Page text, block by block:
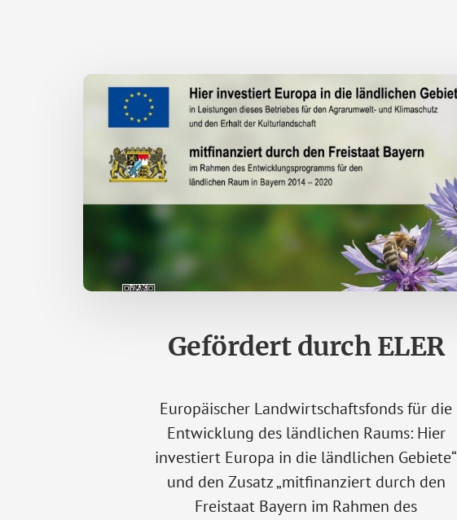
Gefördert durch ELER
Europäischer Landwirtschaftsfonds für die
Entwicklung des ländlichen Raums: Hier
investiert Europa in die ländlichen Gebiete“
und den Zusatz „mitfinanziert durch den
Freistaat Bayern im Rahmen des